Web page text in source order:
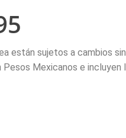
están sujetos a cambios
Mexicanos e incluyen